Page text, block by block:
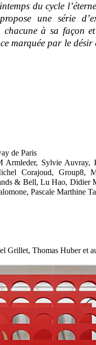
du cycle
une série
chacune à sa façon
marquée par le
de Paris
Sylvie Auvray,
Corajoud, Group8,
& Bell, Lu Hao, Didier
Pascale Marthine
Thomas Huber et